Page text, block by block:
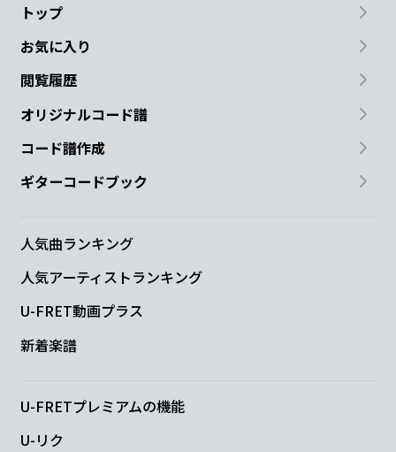
トップ
お気に入り
閲覧履歴
オリジナルコード譜
コード譜作成
ギターコードブック
人気曲ランキング
人気アーティストランキング
U-FRET動画プラス
新着楽譜
U-FRETプレミアムの機能
U-リク